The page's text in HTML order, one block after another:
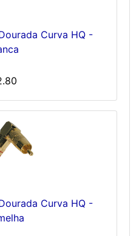
Curva HQ -
Curva HQ -